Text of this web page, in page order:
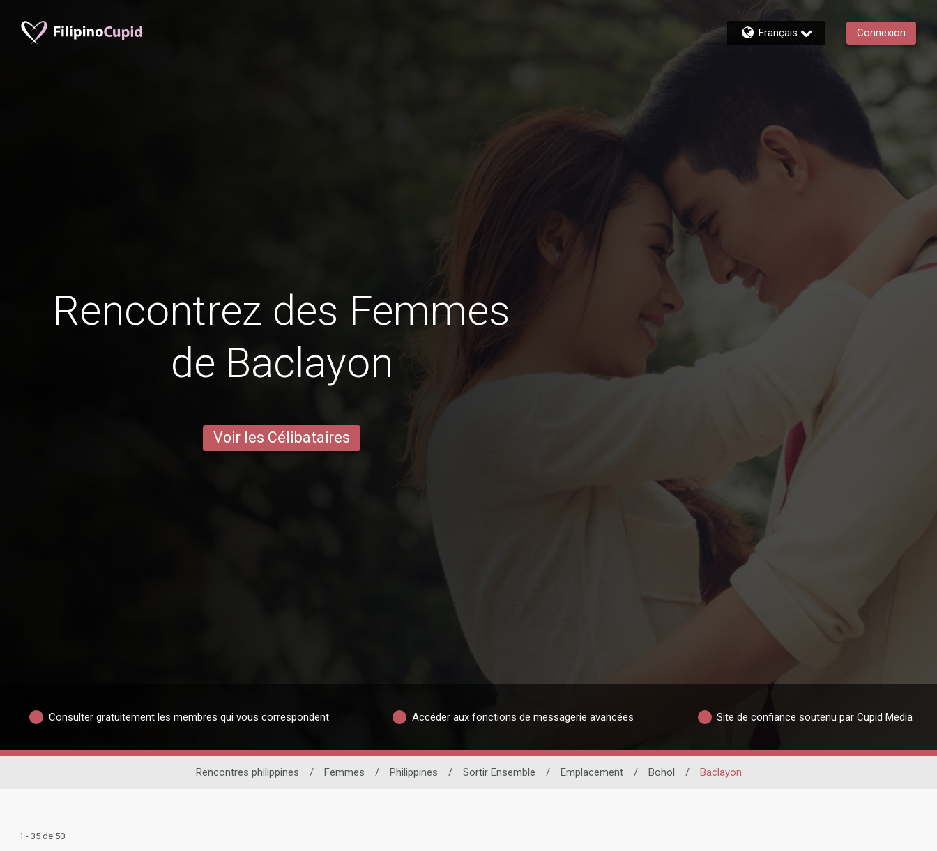
Français Connexion
Rencontrez des Femmes
de Baclayon
Voir les Célibataires
Consulter gratuitement les membres qui vous correspondent Accéder aux fonctions de messagerie avancées Site de confiance soutenu par Cupid Media
Rencontres philippines / Femmes / Philippines / Sortir Ensemble / Emplacement / Bohol / Baclayon
1 - 35 de 50